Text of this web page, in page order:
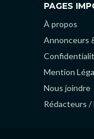
PAGES
À propos
Annonceurs
Mention
Nous joindre
Rédacteurs /